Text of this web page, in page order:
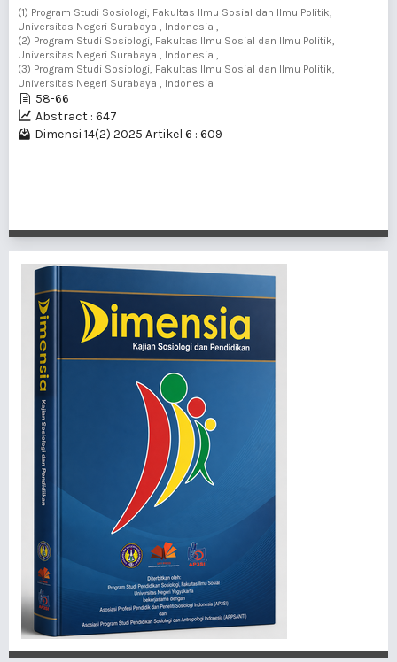
(1) Program Studi Sosiologi, Fakultas Ilmu Sosial dan Ilmu Politik,
Universitas Negeri Surabaya , Indonesia ,
(2) Program Studi Sosiologi, Fakultas Ilmu Sosial dan Ilmu Politik,
Universitas Negeri Surabaya , Indonesia ,
(3) Program Studi Sosiologi, Fakultas Ilmu Sosial dan Ilmu Politik,
Universitas Negeri Surabaya , Indonesia
58-66
Abstract : 647
Dimensi 14(2) 2025 Artikel 6 : 609